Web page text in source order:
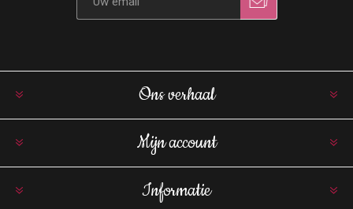
Ons verhaal
Mijn account
Informatie